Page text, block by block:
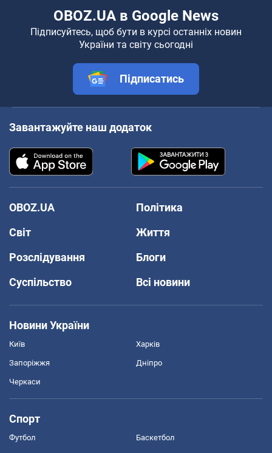
OBOZ.UA в Google News
Підписуйтесь, щоб бути в курсі останніх новин
України та світу сьогодні
Підписатись
Завантажуйте наш додаток
OBOZ.UA
Політика
Світ
Життя
Розслідування
Блоги
Суспільство
Всі новини
Новини України
Київ Харків
Запоріжжя Дніпро
Черкаси
Спорт
Футбол Баскетбол